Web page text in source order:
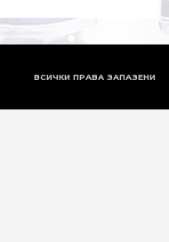
ВСИЧКИ ПРАВА ЗАПАЗЕНИ